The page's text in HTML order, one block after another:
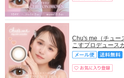
Chu's me（チュー
こすプロデュース